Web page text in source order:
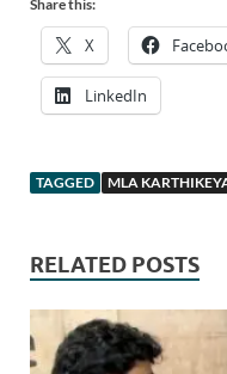
Share this:
X
LinkedIn
TAGGED MLA
RELATED POSTS